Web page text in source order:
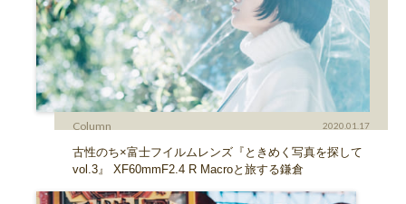
Column 2020.01.17
古性のち×富士フイルムレンズ『ときめく写真を探して
vol.3』 XF60mmF2.4 R Macroと旅する鎌倉